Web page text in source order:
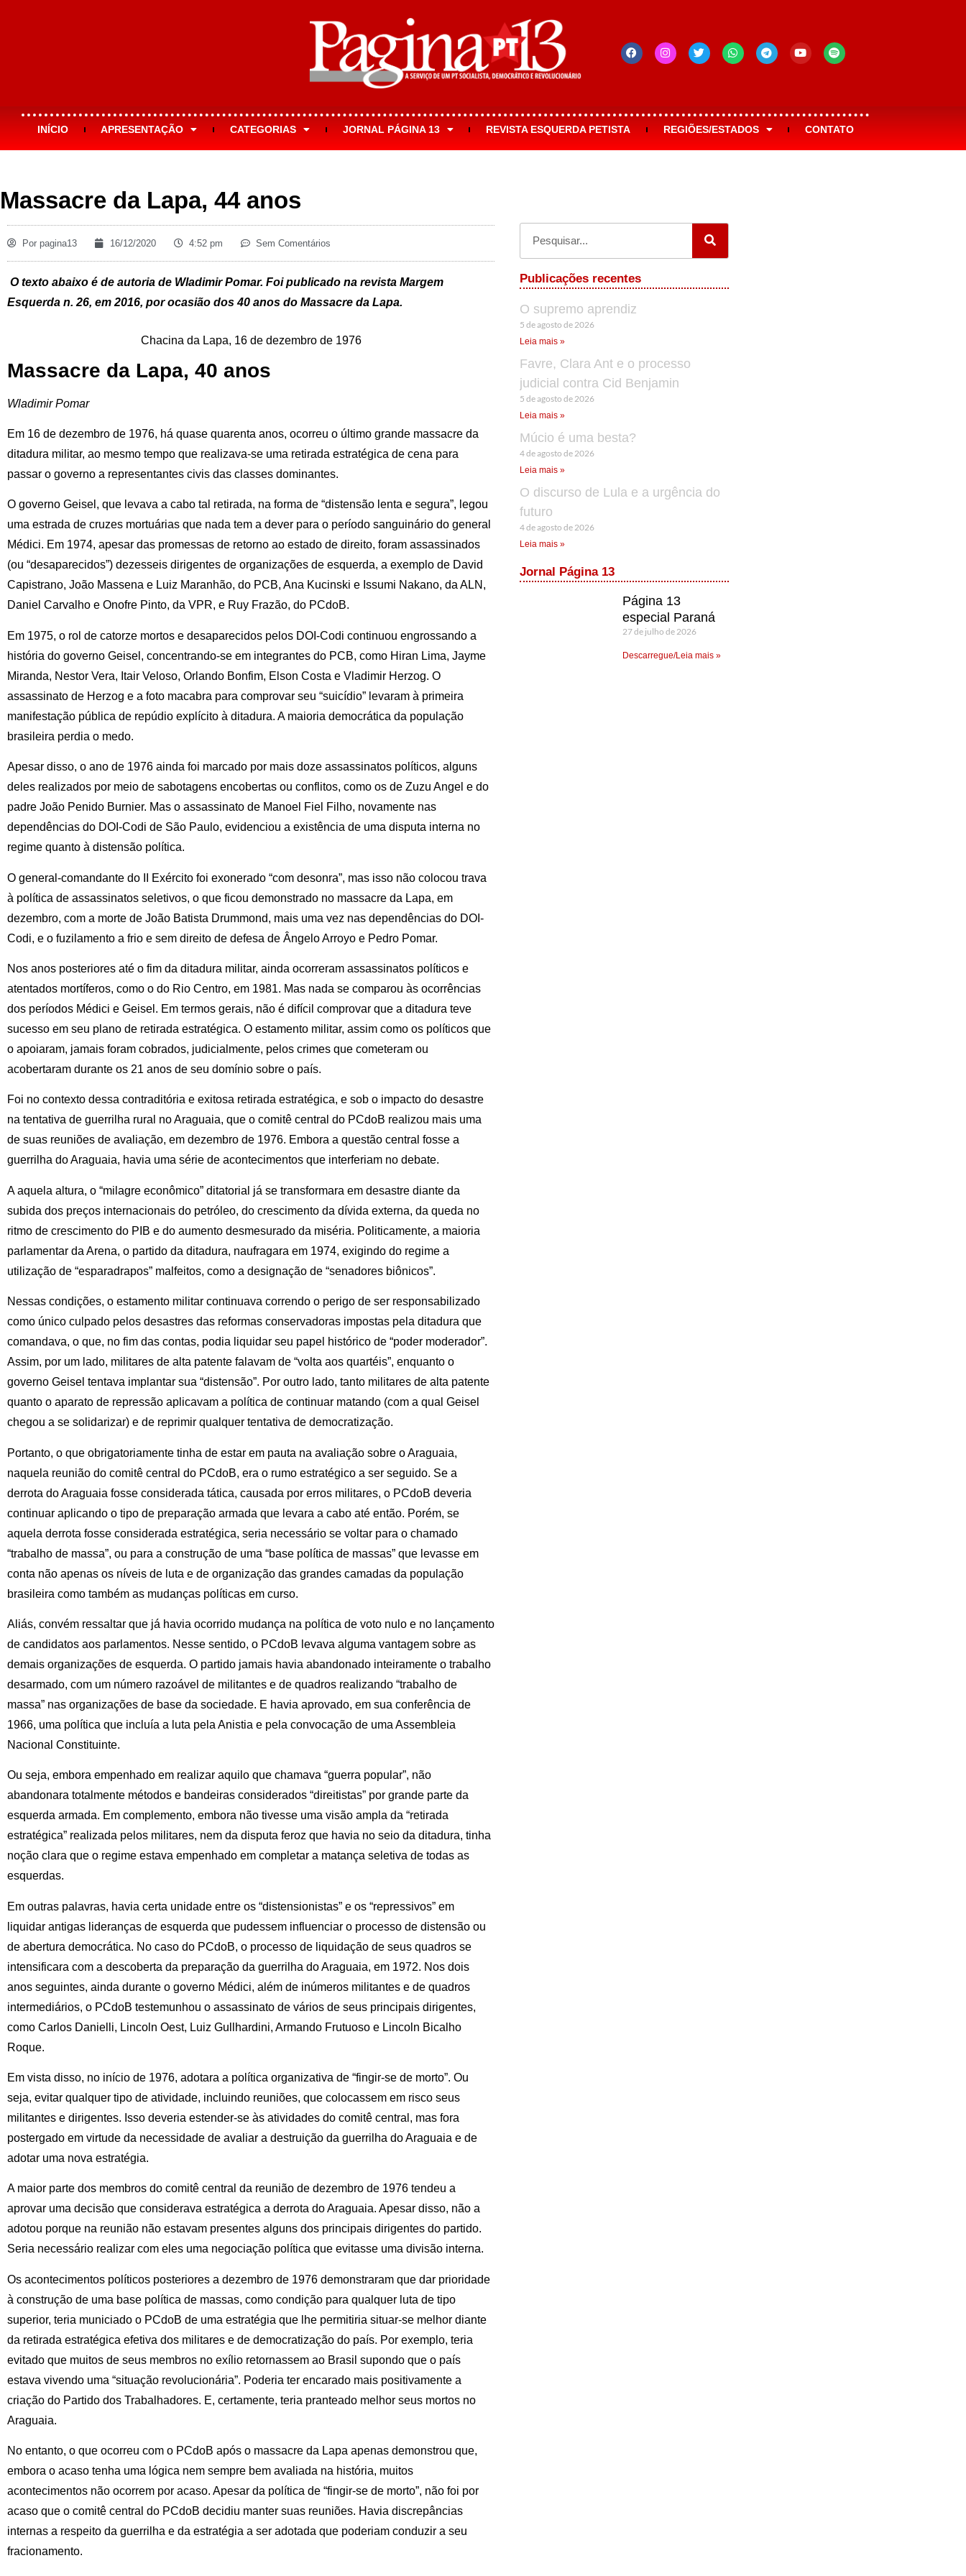
INÍCIO APRESENTAÇÃO CATEGORIAS JORNAL PÁGINA 13 REVISTA ESQUERDA PETISTA REGIÕES/ESTADOS CONTATO
Massacre da Lapa, 44 anos
Por pagina13 16/12/2020 4:52 pm Sem Comentários
O texto abaixo é de autoria de Wladimir Pomar. Foi publicado na revista Margem
Esquerda n. 26, em 2016, por ocasião dos 40 anos do Massacre da Lapa.
Chacina da Lapa, 16 de dezembro de 1976
Massacre da Lapa, 40 anos
Wladimir Pomar
Em 16 de dezembro de 1976, há quase quarenta anos, ocorreu o último grande massacre da
ditadura militar, ao mesmo tempo que realizava-se uma retirada estratégica de cena para
passar o governo a representantes civis das classes dominantes.
O governo Geisel, que levava a cabo tal retirada, na forma de “distensão lenta e segura”, legou
uma estrada de cruzes mortuárias que nada tem a dever para o período sanguinário do general
Médici. Em 1974, apesar das promessas de retorno ao estado de direito, foram assassinados
(ou “desaparecidos”) dezesseis dirigentes de organizações de esquerda, a exemplo de David
Capistrano, João Massena e Luiz Maranhão, do PCB, Ana Kucinski e Issumi Nakano, da ALN,
Daniel Carvalho e Onofre Pinto, da VPR, e Ruy Frazão, do PCdoB.
Em 1975, o rol de catorze mortos e desaparecidos pelos DOI-Codi continuou engrossando a
história do governo Geisel, concentrando-se em integrantes do PCB, como Hiran Lima, Jayme
Miranda, Nestor Vera, Itair Veloso, Orlando Bonfim, Elson Costa e Vladimir Herzog. O
assassinato de Herzog e a foto macabra para comprovar seu “suicídio” levaram à primeira
manifestação pública de repúdio explícito à ditadura. A maioria democrática da população
brasileira perdia o medo.
Apesar disso, o ano de 1976 ainda foi marcado por mais doze assassinatos políticos, alguns
deles realizados por meio de sabotagens encobertas ou conflitos, como os de Zuzu Angel e do
padre João Penido Burnier. Mas o assassinato de Manoel Fiel Filho, novamente nas
dependências do DOI-Codi de São Paulo, evidenciou a existência de uma disputa interna no
regime quanto à distensão política.
O general-comandante do II Exército foi exonerado “com desonra”, mas isso não colocou trava
à política de assassinatos seletivos, o que ficou demonstrado no massacre da Lapa, em
dezembro, com a morte de João Batista Drummond, mais uma vez nas dependências do DOI-
Codi, e o fuzilamento a frio e sem direito de defesa de Ângelo Arroyo e Pedro Pomar.
Nos anos posteriores até o fim da ditadura militar, ainda ocorreram assassinatos políticos e
atentados mortíferos, como o do Rio Centro, em 1981. Mas nada se comparou às ocorrências
dos períodos Médici e Geisel. Em termos gerais, não é difícil comprovar que a ditadura teve
sucesso em seu plano de retirada estratégica. O estamento militar, assim como os políticos que
o apoiaram, jamais foram cobrados, judicialmente, pelos crimes que cometeram ou
acobertaram durante os 21 anos de seu domínio sobre o país.
Foi no contexto dessa contraditória e exitosa retirada estratégica, e sob o impacto do desastre
na tentativa de guerrilha rural no Araguaia, que o comitê central do PCdoB realizou mais uma
de suas reuniões de avaliação, em dezembro de 1976. Embora a questão central fosse a
guerrilha do Araguaia, havia uma série de acontecimentos que interferiam no debate.
A aquela altura, o “milagre econômico” ditatorial já se transformara em desastre diante da
subida dos preços internacionais do petróleo, do crescimento da dívida externa, da queda no
ritmo de crescimento do PIB e do aumento desmesurado da miséria. Politicamente, a maioria
parlamentar da Arena, o partido da ditadura, naufragara em 1974, exigindo do regime a
utilização de “esparadrapos” malfeitos, como a designação de “senadores biônicos”.
Nessas condições, o estamento militar continuava correndo o perigo de ser responsabilizado
como único culpado pelos desastres das reformas conservadoras impostas pela ditadura que
comandava, o que, no fim das contas, podia liquidar seu papel histórico de “poder moderador”.
Assim, por um lado, militares de alta patente falavam de “volta aos quartéis”, enquanto o
governo Geisel tentava implantar sua “distensão”. Por outro lado, tanto militares de alta patente
quanto o aparato de repressão aplicavam a política de continuar matando (com a qual Geisel
chegou a se solidarizar) e de reprimir qualquer tentativa de democratização.
Portanto, o que obrigatoriamente tinha de estar em pauta na avaliação sobre o Araguaia,
naquela reunião do comitê central do PCdoB, era o rumo estratégico a ser seguido. Se a
derrota do Araguaia fosse considerada tática, causada por erros militares, o PCdoB deveria
continuar aplicando o tipo de preparação armada que levara a cabo até então. Porém, se
aquela derrota fosse considerada estratégica, seria necessário se voltar para o chamado
“trabalho de massa”, ou para a construção de uma “base política de massas” que levasse em
conta não apenas os níveis de luta e de organização das grandes camadas da população
brasileira como também as mudanças políticas em curso.
Aliás, convém ressaltar que já havia ocorrido mudança na política de voto nulo e no lançamento
de candidatos aos parlamentos. Nesse sentido, o PCdoB levava alguma vantagem sobre as
demais organizações de esquerda. O partido jamais havia abandonado inteiramente o trabalho
desarmado, com um número razoável de militantes e de quadros realizando “trabalho de
massa” nas organizações de base da sociedade. E havia aprovado, em sua conferência de
1966, uma política que incluía a luta pela Anistia e pela convocação de uma Assembleia
Nacional Constituinte.
Ou seja, embora empenhado em realizar aquilo que chamava “guerra popular”, não
abandonara totalmente métodos e bandeiras considerados “direitistas” por grande parte da
esquerda armada. Em complemento, embora não tivesse uma visão ampla da “retirada
estratégica” realizada pelos militares, nem da disputa feroz que havia no seio da ditadura, tinha
noção clara que o regime estava empenhado em completar a matança seletiva de todas as
esquerdas.
Em outras palavras, havia certa unidade entre os “distensionistas” e os “repressivos” em
liquidar antigas lideranças de esquerda que pudessem influenciar o processo de distensão ou
de abertura democrática. No caso do PCdoB, o processo de liquidação de seus quadros se
intensificara com a descoberta da preparação da guerrilha do Araguaia, em 1972. Nos dois
anos seguintes, ainda durante o governo Médici, além de inúmeros militantes e de quadros
intermediários, o PCdoB testemunhou o assassinato de vários de seus principais dirigentes,
como Carlos Danielli, Lincoln Oest, Luiz Gullhardini, Armando Frutuoso e Lincoln Bicalho
Roque.
Em vista disso, no início de 1976, adotara a política organizativa de “fingir-se de morto”. Ou
seja, evitar qualquer tipo de atividade, incluindo reuniões, que colocassem em risco seus
militantes e dirigentes. Isso deveria estender-se às atividades do comitê central, mas fora
postergado em virtude da necessidade de avaliar a destruição da guerrilha do Araguaia e de
adotar uma nova estratégia.
A maior parte dos membros do comitê central da reunião de dezembro de 1976 tendeu a
aprovar uma decisão que considerava estratégica a derrota do Araguaia. Apesar disso, não a
adotou porque na reunião não estavam presentes alguns dos principais dirigentes do partido.
Seria necessário realizar com eles uma negociação política que evitasse uma divisão interna.
Os acontecimentos políticos posteriores a dezembro de 1976 demonstraram que dar prioridade
à construção de uma base política de massas, como condição para qualquer luta de tipo
superior, teria municiado o PCdoB de uma estratégia que lhe permitiria situar-se melhor diante
da retirada estratégica efetiva dos militares e de democratização do país. Por exemplo, teria
evitado que muitos de seus membros no exílio retornassem ao Brasil supondo que o país
estava vivendo uma “situação revolucionária”. Poderia ter encarado mais positivamente a
criação do Partido dos Trabalhadores. E, certamente, teria pranteado melhor seus mortos no
Araguaia.
No entanto, o que ocorreu com o PCdoB após o massacre da Lapa apenas demonstrou que,
embora o acaso tenha uma lógica nem sempre bem avaliada na história, muitos
acontecimentos não ocorrem por acaso. Apesar da política de “fingir-se de morto”, não foi por
acaso que o comitê central do PCdoB decidiu manter suas reuniões. Havia discrepâncias
internas a respeito da guerrilha e da estratégia a ser adotada que poderiam conduzir a seu
fracionamento.
Publicações recentes
O supremo aprendiz
5 de agosto de 2026
Leia mais »
Favre, Clara Ant e o processo
judicial contra Cid Benjamin
5 de agosto de 2026
Leia mais »
Múcio é uma besta?
4 de agosto de 2026
Leia mais »
O discurso de Lula e a urgência do
futuro
4 de agosto de 2026
Leia mais »
Jornal Página 13
Página 13
especial Paraná
27 de julho de 2026
Descarregue/Leia mais »